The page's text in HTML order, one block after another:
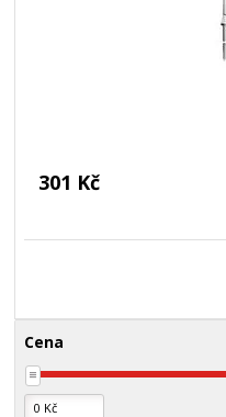
301 Kč
Cena